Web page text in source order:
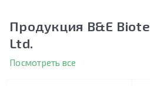
Продукция B&E
Ltd.
Посмотреть все